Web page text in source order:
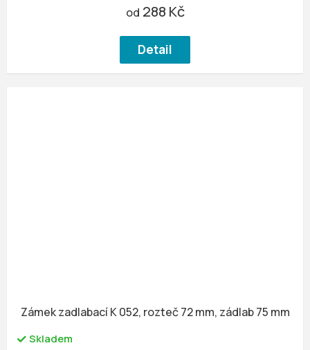
od 288 Kč
Detail
Zámek zadlabací K 052, rozteč 72 mm, zádlab 75 mm
Skladem